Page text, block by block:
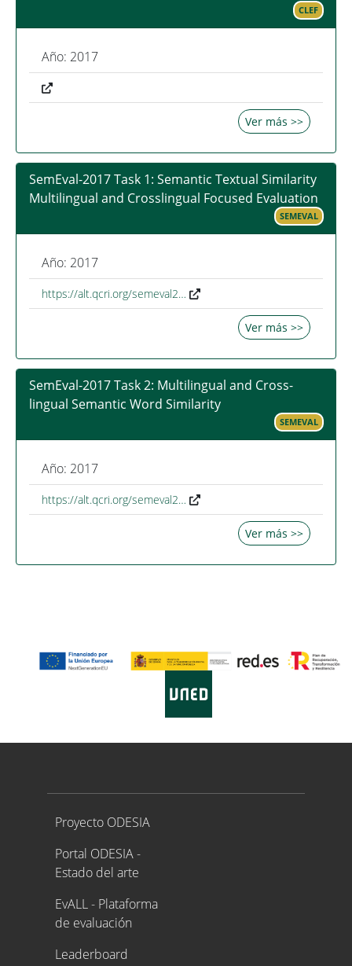
CLEF
Año: 2017
Ver más >>
SemEval-2017 Task 1: Semantic Textual Similarity
Multilingual and Crosslingual Focused Evaluation
SEMEVAL
Año: 2017
https://alt.qcri.org/semeval2…
Ver más >>
SemEval-2017 Task 2: Multilingual and Cross-
lingual Semantic Word Similarity
SEMEVAL
Año: 2017
https://alt.qcri.org/semeval2…
Ver más >>
Proyecto ODESIA
Proyecto ODESIA
Portal ODESIA -
Estado del arte
EvALL - Plataforma
de evaluación
Leaderboard